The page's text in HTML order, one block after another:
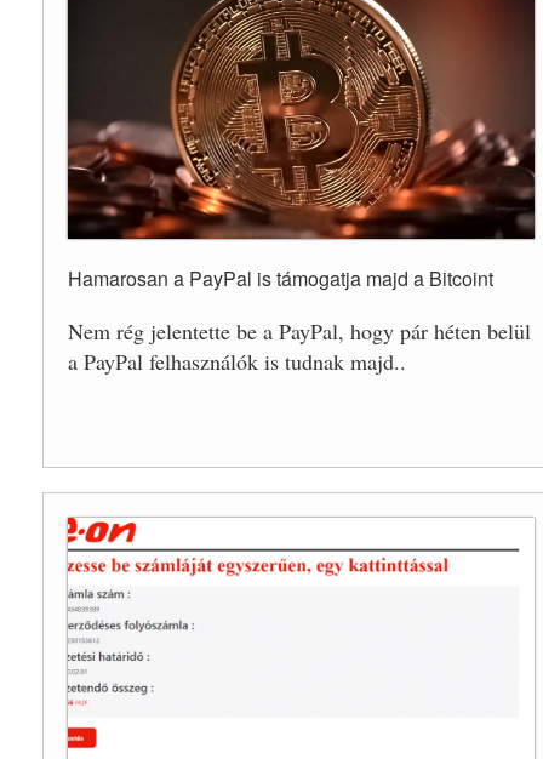
Hamarosan a PayPal is támogatja majd a Bitcoint
Nem rég jelentette be a PayPal, hogy pár héten belül
a PayPal felhasználók is tudnak majd..